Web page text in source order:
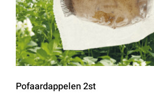
Pofaardappelen 2st